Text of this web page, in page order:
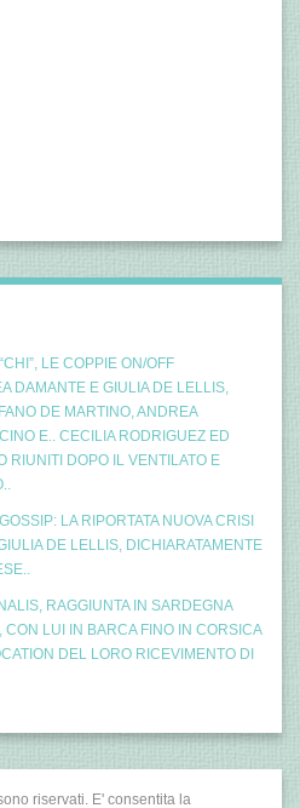
LE COPPIE ON/OFF
DAMANTE E GIULIA DE LELLIS,
DE MARTINO, ANDREA
E.. CECILIA RODRIGUEZ ED
RIUNITI DOPO IL VENTILATO E
LA RIPORTATA NUOVA CRISI
DE LELLIS, DICHIARATAMENTE
RAGGIUNTA IN SARDEGNA
LUI IN BARCA FINO IN CORSICA
DEL LORO RICEVIMENTO DI
riservati. E' consentita la